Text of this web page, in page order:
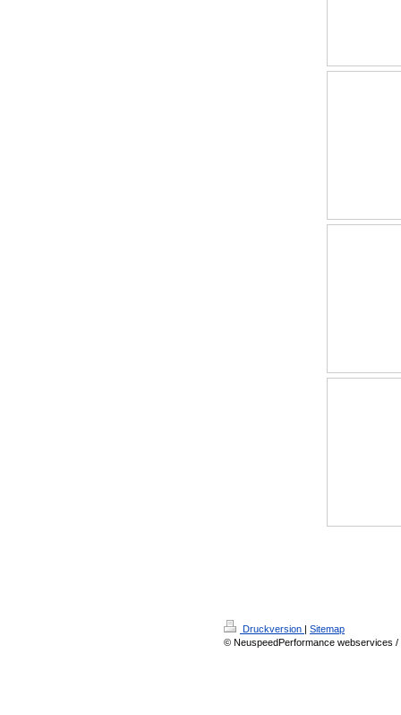
Druckversion | Sitemap
© NeuspeedPerformance webservices /